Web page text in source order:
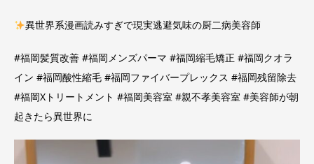
異世界系漫画読みすぎで現実逃避気味の厨二病美容師
#福岡髪質改善 #福岡メンズパーマ #福岡縮毛矯正 #福岡クオラ
イン #福岡酸性縮毛 #福岡ファイバープレックス #福岡残留除去
#福岡Xトリートメント #福岡美容室 #親不孝美容室 #美容師が朝
起きたら異世界に